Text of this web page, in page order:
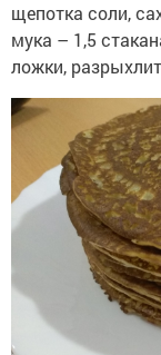
щепотка соли,
мука – 1,5
ложки,